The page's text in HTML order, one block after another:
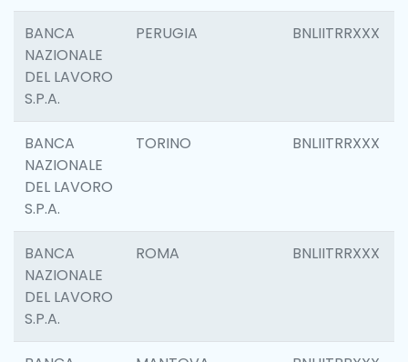
BANCA
NAZIONALE
DEL LAVORO
S.P.A.
PERUGIA BNLIITRRXXX
BANCA
NAZIONALE
DEL LAVORO
S.P.A.
TORINO BNLIITRRXXX
BANCA
NAZIONALE
DEL LAVORO
S.P.A.
ROMA BNLIITRRXXX